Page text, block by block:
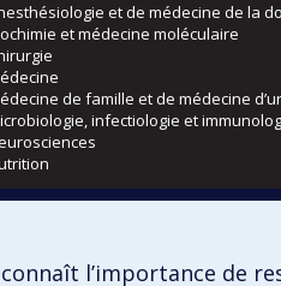
et de médecine de la
et médecine moléculaire
de famille et de médecine
infectiologie et
et audiologie
l’importance de